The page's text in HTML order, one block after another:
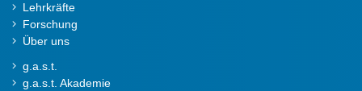
Lehrkräfte
Forschung
Über uns
g.a.s.t.
g.a.s.t. Akademie